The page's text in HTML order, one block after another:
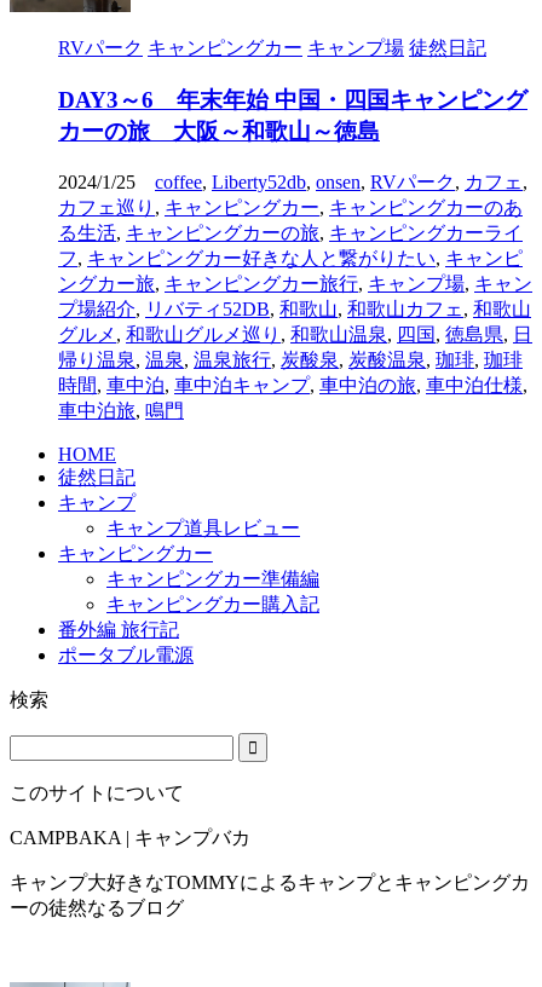
RVパーク キャンピングカー キャンプ場 徒然日記
DAY3～6 年末年始 中国・四国キャンピング
カーの旅 大阪～和歌山～徳島
2024/1/25 coffee, Liberty52db, onsen, RVパーク, カフェ ,
カフェ巡り , キャンピングカー, キャンピングカーのあ
る生活, キャンピングカーの旅, キャンピングカーライ
フ, キャンピングカー好きな人と繋がりたい, キャンピ
ングカー旅, キャンピングカー旅行, キャンプ場, キャン
プ場紹介, リバティ52DB, 和歌山, 和歌山カフェ , 和歌山
グルメ , 和歌山グルメ巡り , 和歌山温泉, 四国, 徳島県, 日
帰り温泉, 温泉, 温泉旅行, 炭酸泉, 炭酸温泉, 珈琲, 珈琲
時間, 車中泊, 車中泊キャンプ, 車中泊の旅, 車中泊仕様,
車中泊旅, 鳴門
HOME
徒然日記
キャンプ
キャンプ道具レビュー
キャンピングカー
キャンピングカー準備編
キャンピングカー購入記
番外編 旅行記
ポータブル電源
検索
このサイトについて
CAMPBAKA | キャンプバカ
キャンプ大好きなTOMMYによるキャンプとキャンピングカ
ーの徒然なるブログ